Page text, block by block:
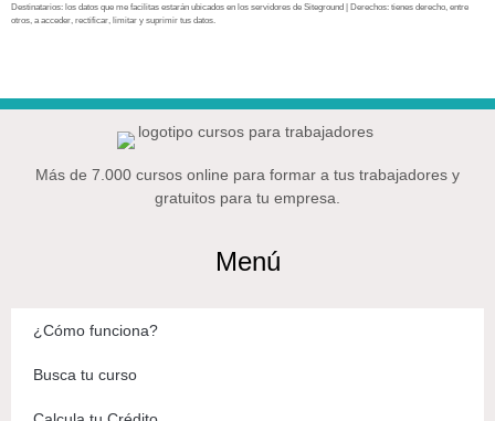
Destinatarios: los datos que me facilitas estarán ubicados en los servidores de Siteground | Derechos: tienes derecho, entre
otros, a acceder, rectificar, limitar y suprimir tus datos.
Más de 7.000 cursos online para formar a tus trabajadores y
gratuitos para tu empresa.
Menú
¿Cómo funciona?
Busca tu curso